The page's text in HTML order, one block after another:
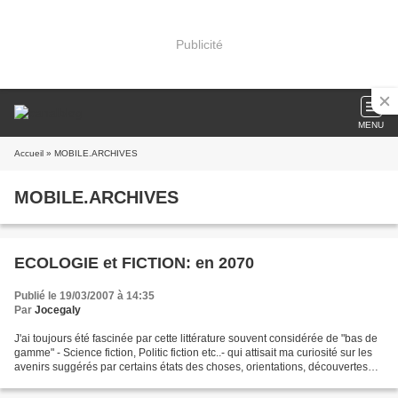
Publicité
MENU
Accueil » MOBILE.ARCHIVES
MOBILE.ARCHIVES
ECOLOGIE et FICTION: en 2070
Publié le 19/03/2007 à 14:35
Par Jocegaly
J'ai toujours été fascinée par cette littérature souvent considérée de "bas de
gamme" - Science fiction, Politic fiction etc..- qui attisait ma curiosité sur les
avenirs suggérés par certains états des choses, orientations, découvertes